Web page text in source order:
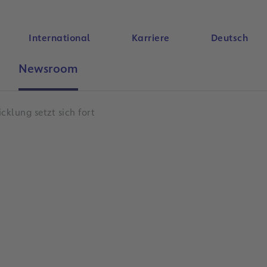
International Karriere Deutsch
Newsroom
setzt sich fort